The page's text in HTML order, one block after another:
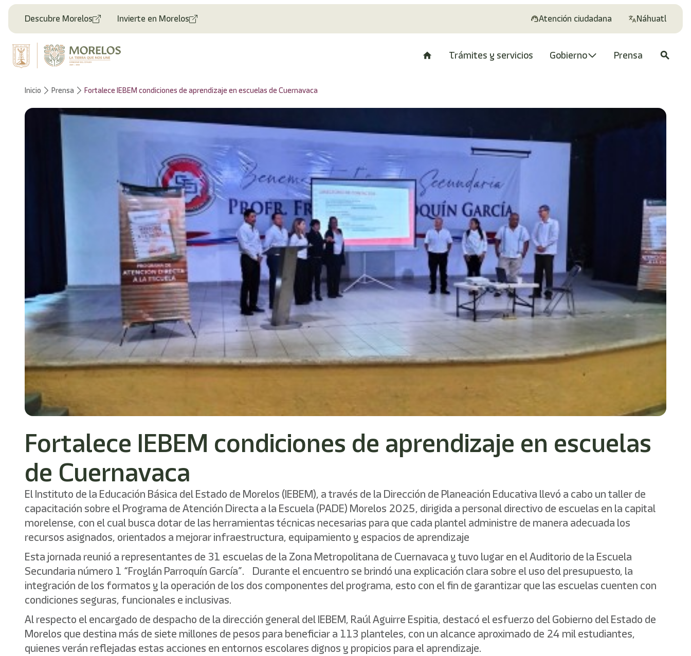
Descubre Morelos Invierte en Morelos Atención ciudadana Náhuatl
Trámites y servicios Gobierno Prensa search
Inicio Prensa Fortalece IEBEM condiciones de aprendizaje en escuelas de Cuernavaca
Fortalece IEBEM condiciones de aprendizaje en escuelas
de Cuernavaca
El Instituto de la Educación Básica del Estado de Morelos (IEBEM), a través de la Dirección de Planeación Educativa llevó a cabo un taller de
capacitación sobre el Programa de Atención Directa a la Escuela (PADE) Morelos 2025, dirigida a personal directivo de escuelas en la capital
morelense, con el cual busca dotar de las herramientas técnicas necesarias para que cada plantel administre de manera adecuada los
recursos asignados, orientados a mejorar infraestructura, equipamiento y espacios de aprendizaje
Esta jornada reunió a representantes de 31 escuelas de la Zona Metropolitana de Cuernavaca y tuvo lugar en el Auditorio de la Escuela
Secundaria número 1 “Froylán Parroquín García”. Durante el encuentro se brindó una explicación clara sobre el uso del presupuesto, la
integración de los formatos y la operación de los dos componentes del programa, esto con el fin de garantizar que las escuelas cuenten con
condiciones seguras, funcionales e inclusivas.
Al respecto el encargado de despacho de la dirección general del IEBEM, Raúl Aguirre Espitia, destacó el esfuerzo del Gobierno del Estado de
Morelos que destina más de siete millones de pesos para beneficiar a 113 planteles, con un alcance aproximado de 24 mil estudiantes,
quienes verán reflejadas estas acciones en entornos escolares dignos y propicios para el aprendizaje.